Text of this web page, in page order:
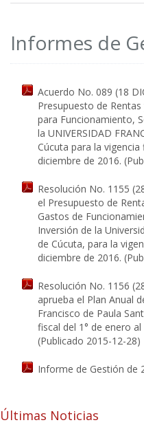
Informes de
Acuerdo No. 089 (18
Presupuesto de
para Funcionamiento,
la UNIVERSIDAD
Cúcuta para la
diciembre de 2016.
Resolución No. 1155
el Presupuesto de
Gastos de
Inversión de la
de Cúcuta, para la
diciembre de 2016.
Resolución No. 1156
aprueba el Plan Anual
Francisco de Paula
fiscal del 1° de enero
(Publicado 2015-12-28)
Informe de Gestión de
Últimas Noticias